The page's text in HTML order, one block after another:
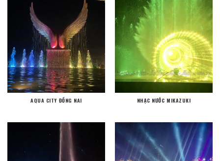
AQUA CITY ĐỒNG NAI NHẠC NƯỚC MIKAZUKI